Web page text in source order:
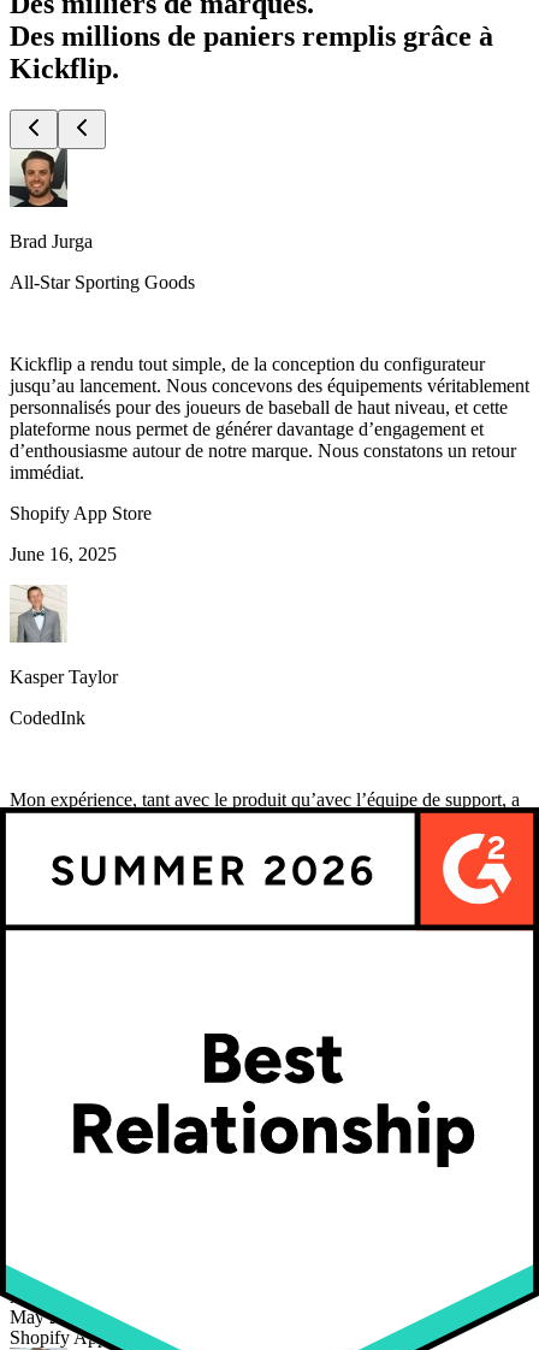
Des millions de paniers remplis grâce à
Kickflip.
Brad Jurga
All-Star Sporting Goods
Kickflip a rendu tout simple, de la conception du configurateur
jusqu’au lancement. Nous concevons des équipements véritablement
personnalisés pour des joueurs de baseball de haut niveau, et cette
plateforme nous permet de générer davantage d’engagement et
d’enthousiasme autour de notre marque. Nous constatons un retour
immédiat.
Shopify App Store
June 16, 2025
Kasper Taylor
CodedInk
Mon expérience, tant avec le produit qu’avec l’équipe de support, a
excellentes. Les fonctionnalités sont puissantes, et l’intégration avec
WooCommerce est fluide et facile à mettre en place.
Osaka World
Shopify App Store
May 20, 2021
Maarten Luyckx
client, a permis de mener ce projet à bien avec un résultat à la fois
réussi et soigné.
Shopify App Store